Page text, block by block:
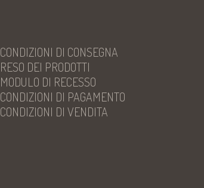
CONDIZIONI DI CONSEGNA
RESO DEI PRODOTTI
MODULO DI RECESSO
CONDIZIONI DI PAGAMENTO
CONDIZIONI DI VENDITA